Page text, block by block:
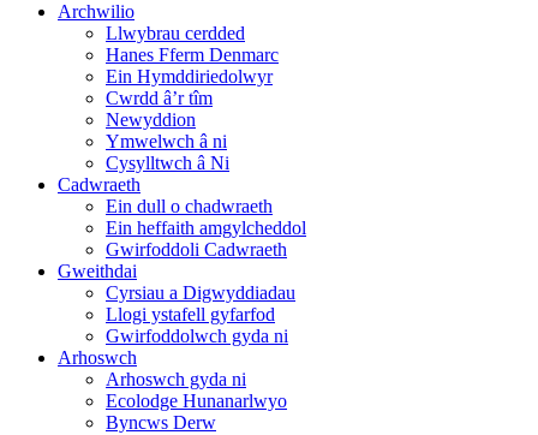
Archwilio
Llwybrau cerdded
Hanes Fferm Denmarc
Ein Hymddiriedolwyr
Cwrdd â’r tîm
Newyddion
Ymwelwch â ni
Cysylltwch â Ni
Cadwraeth
Ein dull o chadwraeth
Ein heffaith amgylcheddol
Gwirfoddoli Cadwraeth
Gweithdai
Cyrsiau a Digwyddiadau
Llogi ystafell gyfarfod
Gwirfoddolwch gyda ni
Arhoswch
Arhoswch gyda ni
Ecolodge Hunanarlwyo
Byncws Derw